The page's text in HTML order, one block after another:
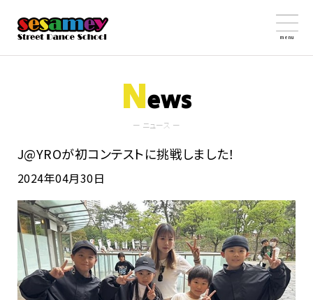
menu
News
ー ニュース ー
J@YROが初コンテストに挑戦しました！
2024年04月30日